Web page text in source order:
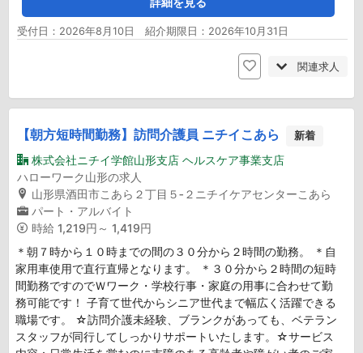
受付日：2026年8月10日 紹介期限日：2026年10月31日
関連求人
【朝方短時間勤務】訪問介護員 ニチイこあら 新着
株式会社ニチイ学館山形支店 ヘルスケア事業支店
ハローワーク山形の求人
山形県酒田市こあら２丁目５‐２ニチイケアセンターこあら
パート・アルバイト
時給 1,219円～ 1,419円
＊朝７時から１０時までの間の３０分から２時間の勤務。 ＊自
家用車使用で直行直帰となります。 ＊３０分から２時間の短時
間勤務ですのでＷワーク・学校行事・家庭の用事に合わせて勤
務可能です！ 子育て世代からシニア世代まで幅広く活躍できる
職場です。 ☆訪問介護未経験、ブランクがあっても、ベテラン
スタッフが同行してしっかりサポートいたします。☆サービス